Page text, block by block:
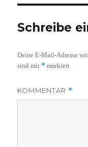
Schreibe
Deine E-Mail-Adresse
sind mit * markiert
KOMMENTAR *